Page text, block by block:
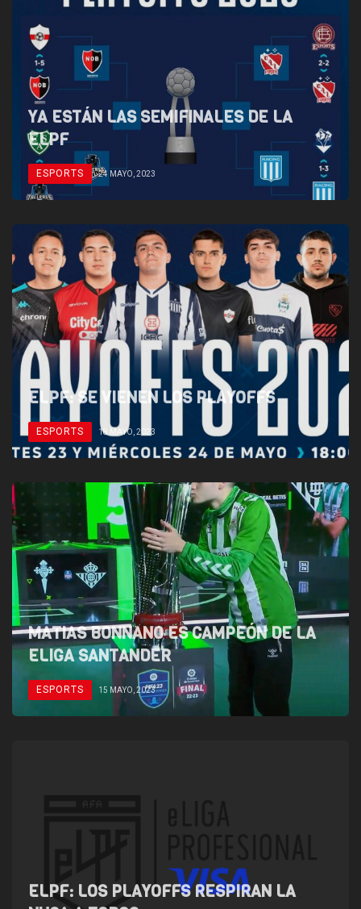
ESPORTS 24 MAYO, 2023
YA ESTÁN LAS SEMIFINALES DE LA
ELPF
ESPORTS 18 MAYO, 2023
ELPF: SE VIENEN LOS PLAYOFFS
ESPORTS 15 MAYO, 2023
MATIAS BONNANO ES CAMPEÓN DE LA
ELIGA SANTANDER
ELPF: LOS PLAYOFFS RESPIRAN LA